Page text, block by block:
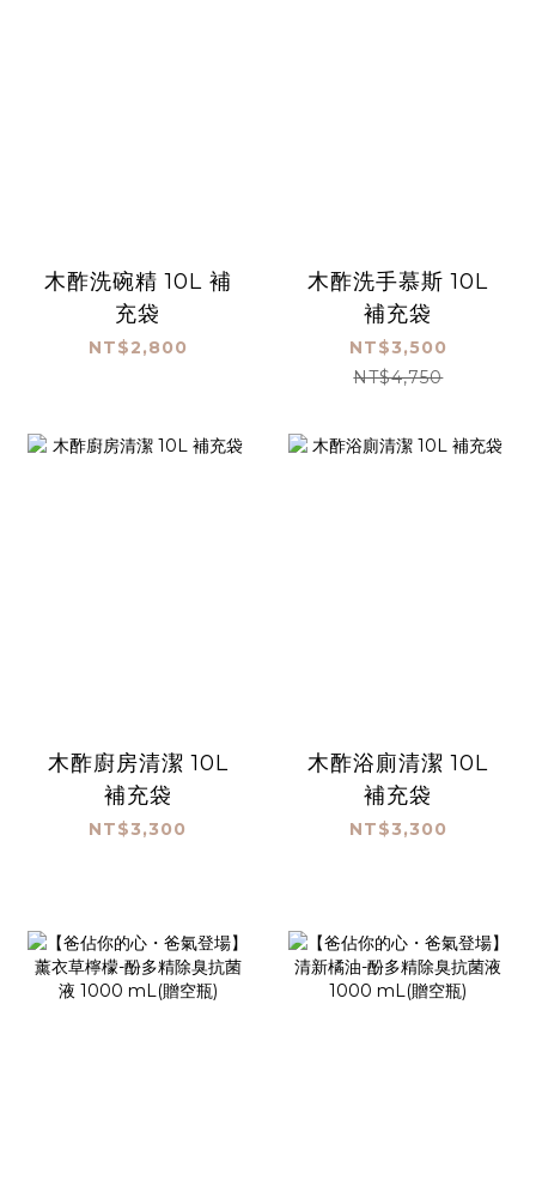
木酢洗碗精 10L 補
充袋
NT$2,800
木酢洗手慕斯 10L
補充袋
NT$3,500
NT$4,750
木酢廚房清潔 10L
補充袋
NT$3,300
木酢浴廁清潔 10L
補充袋
NT$3,300